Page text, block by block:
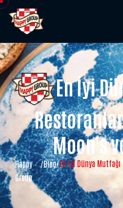
En İyi
Moon's
Happy
Group
/Blog/En İyi Dünya